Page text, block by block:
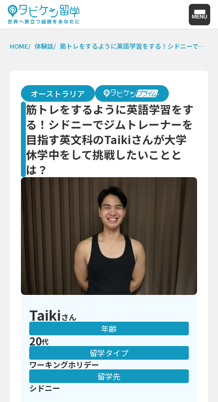
MENU
HOME 体験談 筋トレをするように英語学習をする！シドニーでジムトレーナーを目指す英文科のTaikiさんが大学休学中をして挑戦したいこととは？
オーストラリア
筋トレをするように英語学習をす
る！シドニーでジムトレーナーを
目指す英文科のTaikiさんが大学
休学中をして挑戦したいことと
は？
Taikiさん
年齢
20代
留学タイプ
ワーキングホリデー
留学先
シドニー